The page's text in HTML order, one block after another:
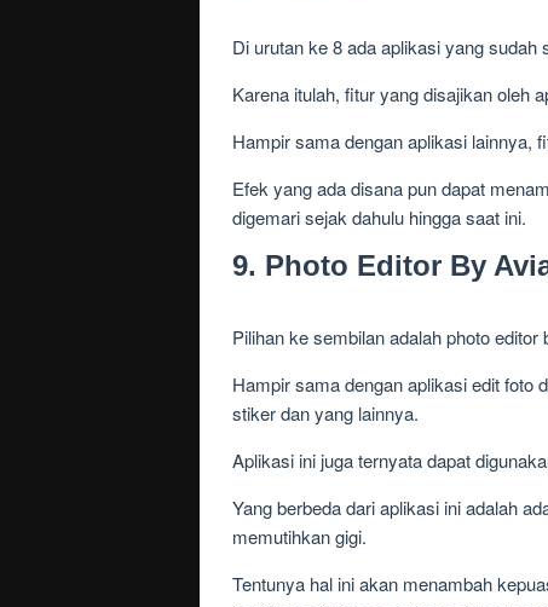
Di urutan ke 8 ada aplikasi yang
Karena itulah, fitur yang disajikan oleh
Hampir sama dengan aplikasi lainnya,
Efek yang ada disana pun dapat
digemari sejak dahulu hingga saat ini.
9. Photo Editor By
Pilihan ke sembilan adalah photo
Hampir sama dengan aplikasi edit foto
stiker dan yang lainnya.
Aplikasi ini juga ternyata dapat
Yang berbeda dari aplikasi ini adalah
memutihkan gigi.
Tentunya hal ini akan menambah